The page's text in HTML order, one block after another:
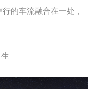
的车流融合在一处，